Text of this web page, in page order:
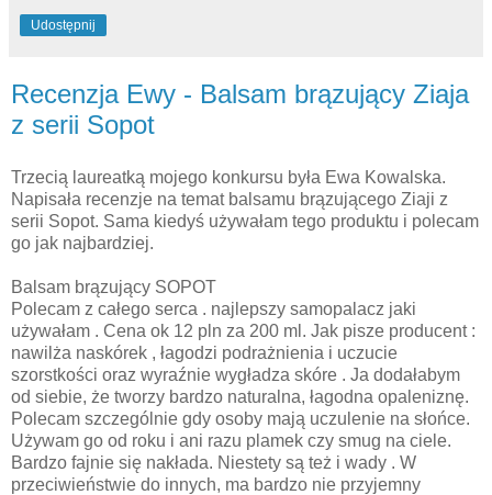
Udostępnij
Recenzja Ewy - Balsam brązujący Ziaja
z serii Sopot
Trzecią laureatką mojego konkursu była Ewa Kowalska.
Napisała recenzje na temat balsamu brązującego Ziaji z
serii Sopot. Sama kiedyś używałam tego produktu i polecam
go jak najbardziej.
Balsam brązujący SOPOT
Polecam z całego serca . najlepszy samopalacz jaki
używałam . Cena ok 12 pln za 200 ml. Jak pisze producent :
nawilża naskórek , łagodzi podrażnienia i uczucie
szorstkości oraz wyraźnie wygładza skóre . Ja dodałabym
od siebie, że tworzy bardzo naturalna, łagodna opaleniznę.
Polecam szczególnie gdy osoby mają uczulenie na słońce.
Używam go od roku i ani razu plamek czy smug na ciele.
Bardzo fajnie się nakłada. Niestety są też i wady . W
przeciwieństwie do innych, ma bardzo nie przyjemny